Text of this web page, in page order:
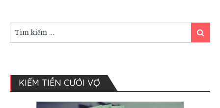
triệu
USD
tại
kiếm:
Tìm
kiếm
KIẾM TIỀN CƯỚI VỢ